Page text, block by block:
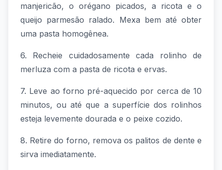
manjericão, o orégano picados, a ricota e o
queijo parmesão ralado. Mexa bem até obter
uma pasta homogênea.
6. Recheie cuidadosamente cada rolinho de
merluza com a pasta de ricota e ervas.
7. Leve ao forno pré-aquecido por cerca de 10
minutos, ou até que a superfície dos rolinhos
esteja levemente dourada e o peixe cozido.
8. Retire do forno, remova os palitos de dente e
sirva imediatamente.